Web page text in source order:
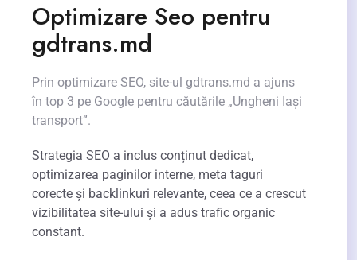
Optimizare Seo pentru
gdtrans.md
Prin optimizare SEO, site-ul gdtrans.md a ajuns
în top 3 pe Google pentru căutările „Ungheni Iași
transport”.
Strategia SEO a inclus conținut dedicat,
optimizarea paginilor interne, meta taguri
corecte și backlinkuri relevante, ceea ce a crescut
vizibilitatea site-ului și a adus trafic organic
constant.